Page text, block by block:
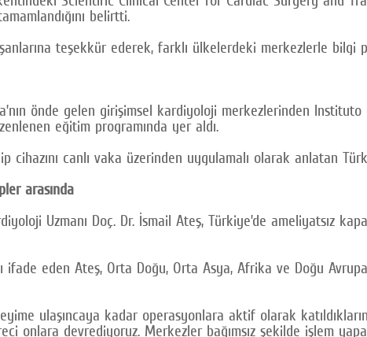
belirtti.
teşekkür ederek, farklı ülkelerdeki merkezlerle bilgi
önde gelen girişimsel kardiyoloji merkezlerinden
eğitim programında yer aldı.
canlı vaka üzerinden uygulamalı olarak anlatan
arasında
Uzmanı Doç. Dr. İsmail Ateş, Türkiye’de ameliyatsız
ifade eden Ateş, Orta Doğu, Orta Asya, Afrika ve Doğu
ulaşıncaya kadar operasyonlara aktif olarak
onlara devrediyoruz. Merkezler bağımsız şekilde işlem